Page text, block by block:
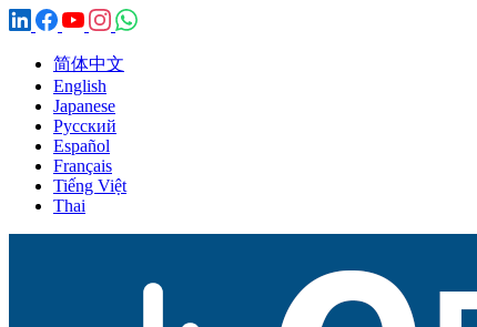
简体中文
English
Japanese
Русский
Español
Français
Tiếng Việt
Thai